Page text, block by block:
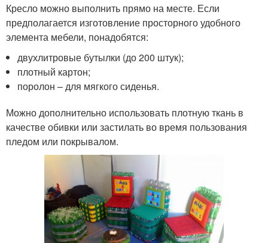
Кресло можно выполнить прямо на месте. Если
предполагается изготовление просторного удобного
элемента мебели, понадобятся:
двухлитровые бутылки (до 200 штук);
плотный картон;
поролон – для мягкого сиденья.
Можно дополнительно использовать плотную ткань в
качестве обивки или застилать во время пользования
пледом или покрывалом.